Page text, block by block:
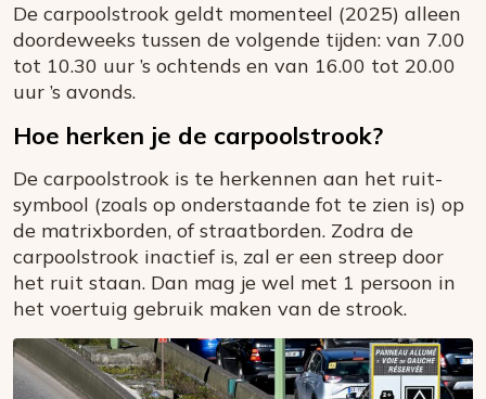
De carpoolstrook geldt momenteel (2025) alleen
doordeweeks tussen de volgende tijden: van 7.00
tot 10.30 uur ’s ochtends en van 16.00 tot 20.00
uur ’s avonds.
Hoe herken je de carpoolstrook?
De carpoolstrook is te herkennen aan het ruit-
symbool (zoals op onderstaande fot te zien is) op
de matrixborden, of straatborden. Zodra de
carpoolstrook inactief is, zal er een streep door
het ruit staan. Dan mag je wel met 1 persoon in
het voertuig gebruik maken van de strook.